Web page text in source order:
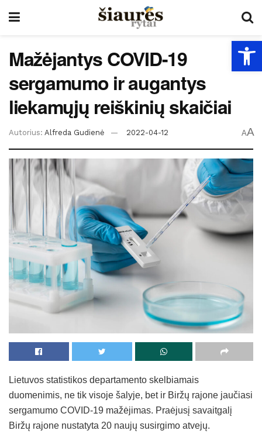
Mažėjantys COVID-19
sergamumo ir augantys
liekamųjų reiškinių skaičiai
Autorius: Alfreda Gudienė 2022-04-12 AA
Lietuvos statistikos departamento skelbiamais
duomenimis, ne tik visoje šalyje, bet ir Biržų rajone jaučiasi
sergamumo COVID-19 mažėjimas. Praėjusį savaitgalį
Biržų rajone nustatyta 20 naujų susirgimo atvejų.